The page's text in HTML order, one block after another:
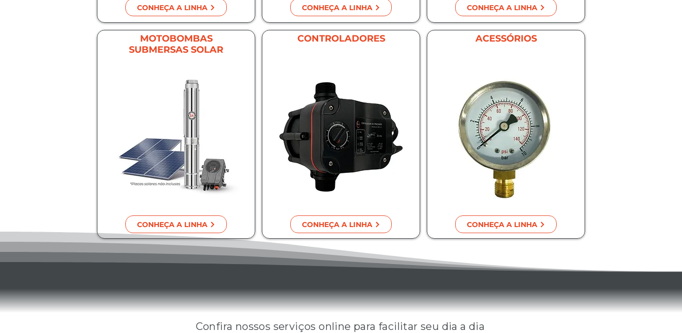
CONHEÇA A LINHA CONHEÇA A LINHA CONHEÇA A LINHA
MOTOBOMBAS
SUBMERSAS SOLAR
CONHEÇA A LINHA
CONTROLADORES
CONHEÇA A LINHA
ACESSÓRIOS
CONHEÇA A LINHA
Confira nossos serviços online para facilitar seu dia a dia